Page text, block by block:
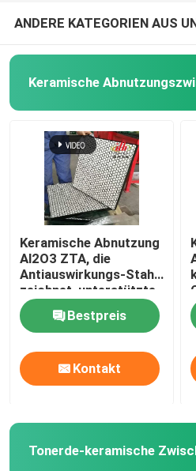
ANDERE KATEGORIEN AUS
Keramische
Keramische Abnutzung
Al2O3 ZTA, die
Antiauswirkungs-Stahl
zeichnet, unterstützte
Gummi
Bestpreis
Kontakt
Tonerde-keramische